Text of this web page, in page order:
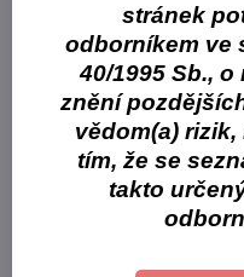
žlutá barva
Varianty balení:
1 x 500 g
2 x 500 g + odměrka +
Více z kategorie
stránek
odborníkem ve
40/1995 Sb.,
znění
vědom(a)
tím, že se
takto